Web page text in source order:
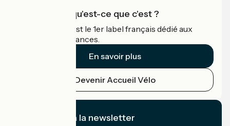
Accueil Vélo qu'est-ce que c'est ?
Accueil Vélo c'est le 1er label français dédié aux
cyclistes en vacances.
En savoir plus
Devenir Accueil Vélo
Je m'abonne à la newsletter